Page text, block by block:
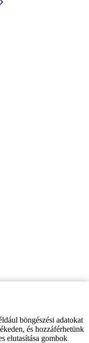
böngészési adatokat
és hozzáférhetünk
elutasítása gombok